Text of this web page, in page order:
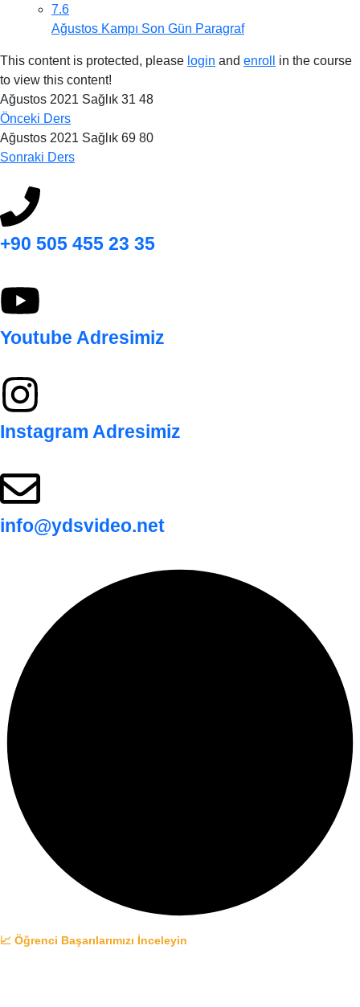
7.6
Ağustos Kampı Son Gün Paragraf
This content is protected, please login and enroll
in the course
to view this content!
Ağustos 2021 Sağlık 31 48
Önceki Ders
Ağustos 2021 Sağlık 69 80
Sonraki Ders
+90 505 455 23 35
Youtube Adresimiz
Instagram Adresimiz
info@ydsvideo.net
📈 Öğrenci Başarılarımızı İnceleyin